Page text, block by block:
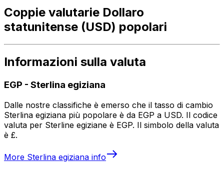
Coppie valutarie Dollaro
statunitense (USD) popolari
Informazioni sulla valuta
EGP - Sterlina egiziana
Dalle nostre classifiche è emerso che il tasso di cambio
Sterlina egiziana più popolare è da EGP a USD. Il codice
valuta per Sterline egiziane è EGP. Il simbolo della valuta
è £.
More Sterlina egiziana info